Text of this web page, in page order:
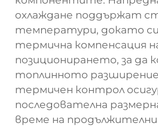
охлаждане поддържат
температури, докато
термична компенсация
позиционирането, за да
топлинното
термичен контрол
последователна
време на продължителни